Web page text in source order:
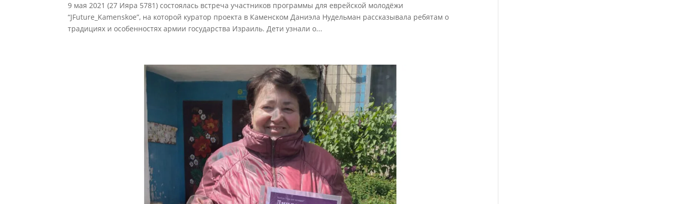
9 мая 2021 (27 Ияра 5781) состоялась встреча участников программы для еврейской молодёжи
“JFuture_Kamenskoe”, на которой куратор проекта в Каменском Даниэла Нудельман рассказывала ребятам о
традициях и особенностях армии государства Израиль. Дети узнали о...